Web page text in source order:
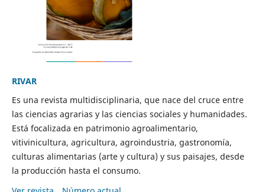
RIVAR
Es una revista multidisciplinaria, que nace del cruce entre
las ciencias agrarias y las ciencias sociales y humanidades.
Está focalizada en patrimonio agroalimentario,
vitivinicultura, agricultura, agroindustria, gastronomía,
culturas alimentarias (arte y cultura) y sus paisajes, desde
la producción hasta el consumo.